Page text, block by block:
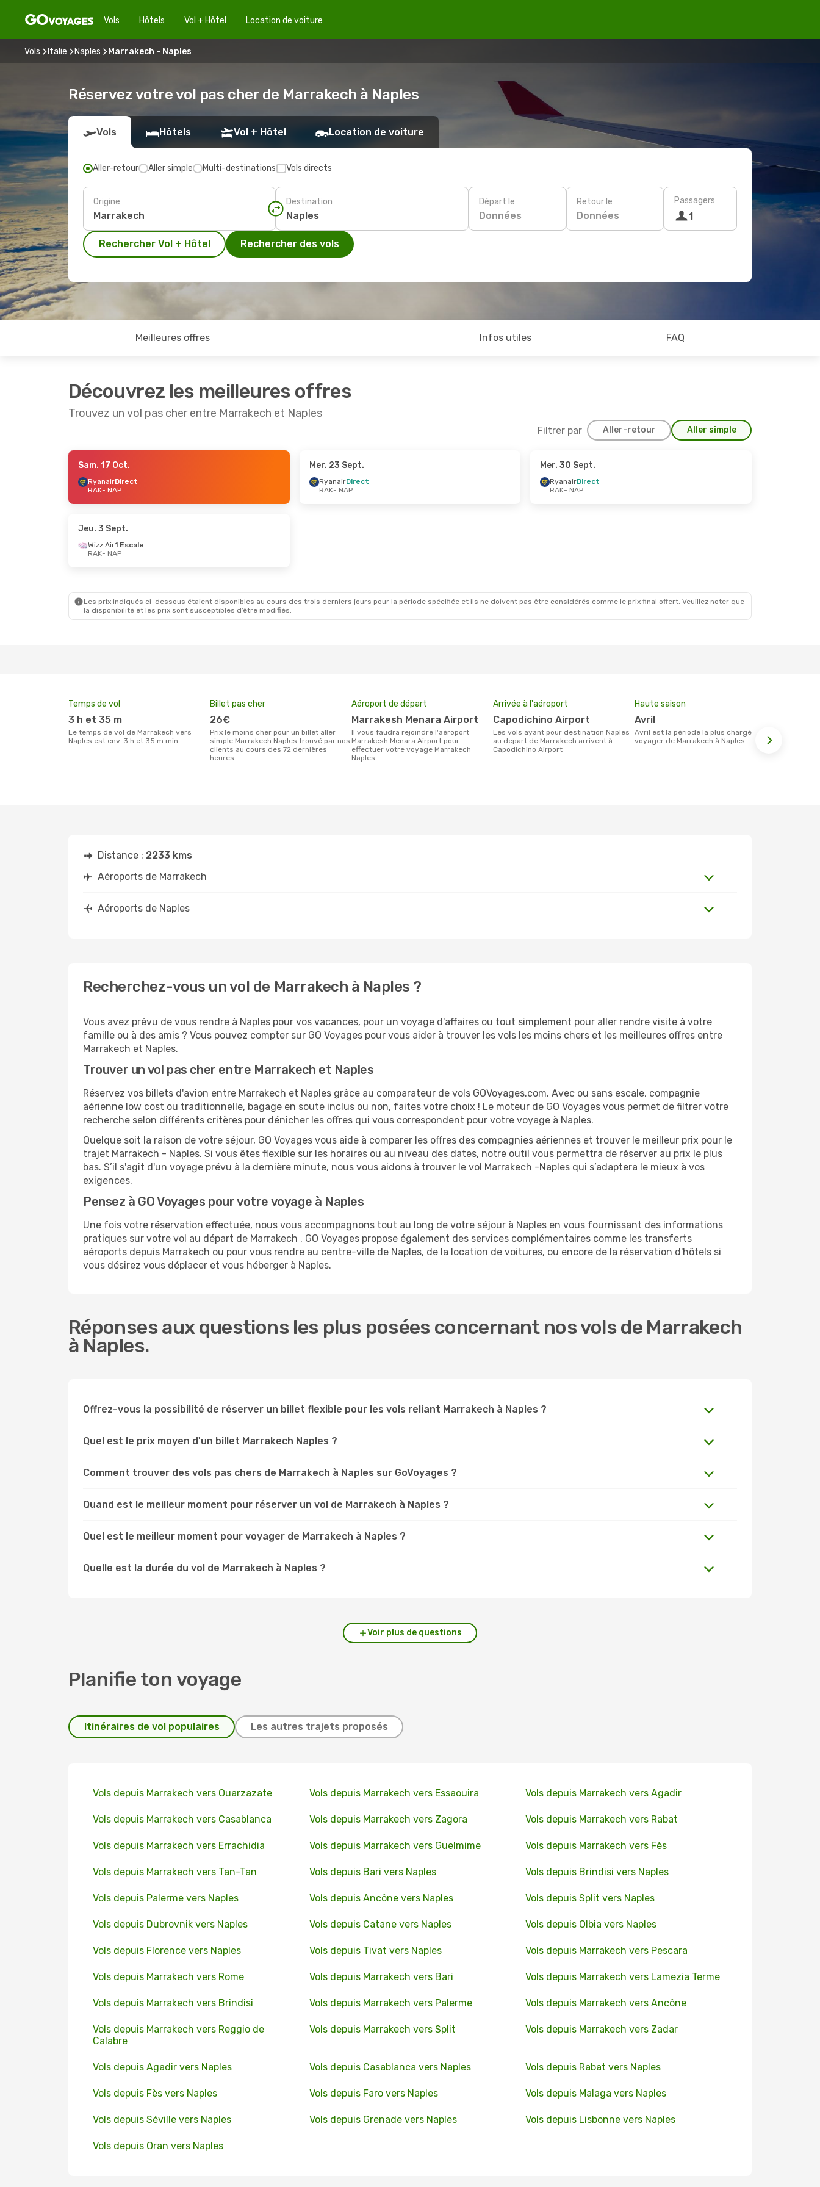
Vols Hôtels Vol + Hôtel Location de voiture
Vols Italie Naples Marrakech - Naples
Réservez votre vol pas cher de Marrakech à Naples
Vols Hôtels Vol + Hôtel Location de voiture
Aller-retour Aller simple Multi-destinations Vols directs
Origine Destination Départ le
Données
Retour le
Données
Passagers
1
Rechercher Vol + Hôtel Rechercher des vols
Meilleures offres Infos utiles FAQ
Découvrez les meilleures offres
Trouvez un vol pas cher entre Marrakech et Naples
Filtrer par Aller-retour Aller simple
- Sam. 17 Oct. - Jeu. 29 Oct. - Sam. 3 Oct.
- Lun. 14 Sept.
NAP
Sam. 17 Oct.
RyanairDirect
RAK- NAP
Mer. 23 Sept.
RyanairDirect
RAK- NAP
Mer. 30 Sept.
RyanairDirect
RAK- NAP
Jeu. 3 Sept.
Wizz Air1 Escale
RAK- NAP
Les prix indiqués ci-dessous étaient disponibles au cours des trois derniers jours pour la période spécifiée et ils ne doivent pas être considérés comme le prix final offert. Veuillez noter que
la disponibilité et les prix sont susceptibles d’être modifiés.
Temps de vol
3 h et 35 m
Le temps de vol de Marrakech vers
Naples est env. 3 h et 35 m min.
Billet pas cher
26€
Prix le moins cher pour un billet aller
simple Marrakech Naples trouvé par nos
clients au cours des 72 dernières
heures
Aéroport de départ
Marrakesh Menara Airport
Il vous faudra rejoindre l'aéroport
Marrakesh Menara Airport pour
effectuer votre voyage Marrakech
Naples.
Arrivée à l'aéroport
Capodichino Airport
Les vols ayant pour destination Naples
au depart de Marrakech arrivent à
Capodichino Airport
Haute saison
avril
avril est la période la plus chargée pour
voyager de Marrakech à Naples.
Distance : 2233 kms
Aéroports de Marrakech
Aéroports de Naples
Recherchez-vous un vol de Marrakech à Naples ?
Vous avez prévu de vous rendre à Naples pour vos vacances, pour un voyage d'affaires ou tout simplement pour aller rendre visite à votre
famille ou à des amis ? Vous pouvez compter sur GO Voyages pour vous aider à trouver les vols les moins chers et les meilleures offres entre
Marrakech et Naples.
Trouver un vol pas cher entre Marrakech et Naples
Réservez vos billets d'avion entre Marrakech et Naples grâce au comparateur de vols GOVoyages.com. Avec ou sans escale, compagnie
aérienne low cost ou traditionnelle, bagage en soute inclus ou non, faites votre choix ! Le moteur de GO Voyages vous permet de filtrer votre
recherche selon différents critères pour dénicher les offres qui vous correspondent pour votre voyage à Naples.
Quelque soit la raison de votre séjour, GO Voyages vous aide à comparer les offres des compagnies aériennes et trouver le meilleur prix pour le
trajet Marrakech - Naples. Si vous êtes flexible sur les horaires ou au niveau des dates, notre outil vous permettra de réserver au prix le plus
bas. S’il s'agit d'un voyage prévu à la dernière minute, nous vous aidons à trouver le vol Marrakech -Naples qui s’adaptera le mieux à vos
exigences.
Pensez à GO Voyages pour votre voyage à Naples
Une fois votre réservation effectuée, nous vous accompagnons tout au long de votre séjour à Naples en vous fournissant des informations
pratiques sur votre vol au départ de Marrakech . GO Voyages propose également des services complémentaires comme les transferts
aéroports depuis Marrakech ou pour vous rendre au centre-ville de Naples, de la location de voitures, ou encore de la réservation d'hôtels si
vous désirez vous déplacer et vous héberger à Naples.
Réponses aux questions les plus posées concernant nos vols de Marrakech
à Naples.
Offrez-vous la possibilité de réserver un billet flexible pour les vols reliant Marrakech à Naples ?
Quel est le prix moyen d'un billet Marrakech Naples ?
Comment trouver des vols pas chers de Marrakech à Naples sur GoVoyages ?
Quand est le meilleur moment pour réserver un vol de Marrakech à Naples ?
Quel est le meilleur moment pour voyager de Marrakech à Naples ?
Quelle est la durée du vol de Marrakech à Naples ?
Voir plus de questions
Planifie ton voyage
Itinéraires de vol populaires Les autres trajets proposés
Vols depuis Marrakech vers Ouarzazate Vols depuis Marrakech vers Essaouira Vols depuis Marrakech vers Agadir
Vols depuis Marrakech vers Casablanca Vols depuis Marrakech vers Zagora Vols depuis Marrakech vers Rabat
Vols depuis Marrakech vers Errachidia Vols depuis Marrakech vers Guelmime Vols depuis Marrakech vers Fès
Vols depuis Marrakech vers Tan-Tan Vols depuis Bari vers Naples Vols depuis Brindisi vers Naples
Vols depuis Palerme vers Naples Vols depuis Ancône vers Naples Vols depuis Split vers Naples
Vols depuis Dubrovnik vers Naples Vols depuis Catane vers Naples Vols depuis Olbia vers Naples
Vols depuis Florence vers Naples Vols depuis Tivat vers Naples Vols depuis Marrakech vers Pescara
Vols depuis Marrakech vers Rome Vols depuis Marrakech vers Bari Vols depuis Marrakech vers Lamezia Terme
Vols depuis Marrakech vers Brindisi Vols depuis Marrakech vers Palerme Vols depuis Marrakech vers Ancône
Vols depuis Marrakech vers Reggio de
Calabre
Vols depuis Marrakech vers Split Vols depuis Marrakech vers Zadar
Vols depuis Agadir vers Naples Vols depuis Casablanca vers Naples Vols depuis Rabat vers Naples
Vols depuis Fès vers Naples Vols depuis Faro vers Naples Vols depuis Malaga vers Naples
Vols depuis Séville vers Naples Vols depuis Grenade vers Naples Vols depuis Lisbonne vers Naples
Vols depuis Oran vers Naples